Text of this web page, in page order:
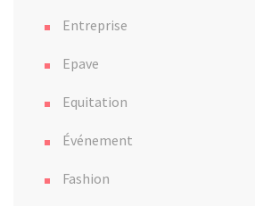
Entreprise
Epave
Equitation
Événement
Fashion